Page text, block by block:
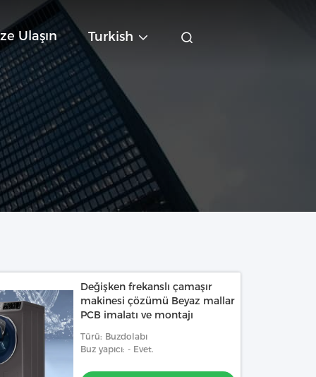
Ulaşın Turkish
Değişken frekanslı çamaşır
makinesi çözümü Beyaz mallar
PCB imalatı ve montajı
Türü: Buzdolabı
Buz yapıcı: - Evet.